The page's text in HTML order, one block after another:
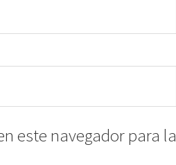
este navegador para la